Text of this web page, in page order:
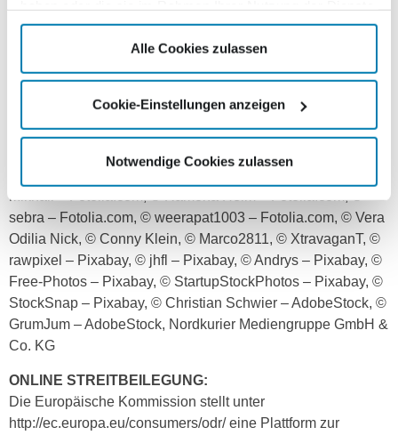
gesammelt haben.
Alle Cookies zulassen
Cookie-Einstellungen anzeigen
Notwendige Cookies zulassen
Mediengruppe GmbH & Co. KG darf kein Element (z.B. Text,
UND GRAFIKEN:
© Christian Müller – Fotolia.com, © Rawpixel.com –
Fotolia.com, © adam121 – Fotolia.com, © Nejron Photo –
Mikhail – Fotolia.com, © Ramona Heim – Fotolia.com, ©
sebra – Fotolia.com, © weerapat1003 – Fotolia.com, © Vera
Odilia Nick, © Conny Klein, © Marco2811, © XtravaganT, ©
rawpixel – Pixabay, © jhfl – Pixabay, © Andrys – Pixabay, ©
Free-Photos – Pixabay, © StartupStockPhotos – Pixabay, ©
StockSnap – Pixabay, © Christian Schwier – AdobeStock, ©
GrumJum – AdobeStock, Nordkurier Mediengruppe GmbH &
Co. KG
ONLINE STREITBEILEGUNG:
Die Europäische Kommission stellt unter
http://ec.europa.eu/consumers/odr/ eine Plattform zur